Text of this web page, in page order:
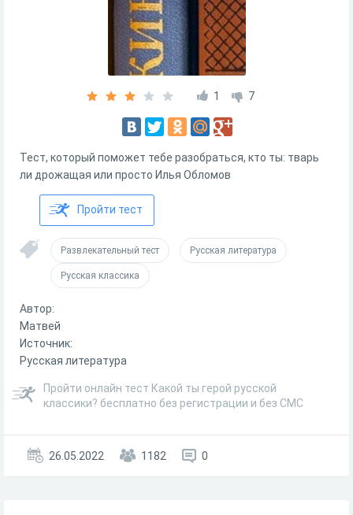
1 7
Тест, который поможет тебе разобраться, кто ты: тварь
ли дрожащая или просто Илья Обломов
Пройти тест
Развлекательный тест Русская литература
Русская классика
Автор:
Матвей
Источник:
Русская литература
Пройти онлайн тест Какой ты герой русской
классики? бесплатно без регистрации и без СМС
26.05.2022 1182 0